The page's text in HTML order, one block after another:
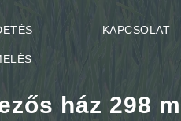
KAPCSOLAT
ház 298